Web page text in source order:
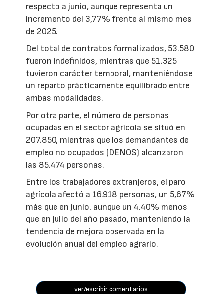
respecto a junio, aunque representa un
incremento del 3,77% frente al mismo mes
de 2025.
Del total de contratos formalizados, 53.580
fueron indefinidos, mientras que 51.325
tuvieron carácter temporal, manteniéndose
un reparto prácticamente equilibrado entre
ambas modalidades.
Por otra parte, el número de personas
ocupadas en el sector agrícola se situó en
207.850, mientras que los demandantes de
empleo no ocupados (DENOS) alcanzaron
las 85.474 personas.
Entre los trabajadores extranjeros, el paro
agrícola afectó a 16.918 personas, un 5,67%
más que en junio, aunque un 4,40% menos
que en julio del año pasado, manteniendo la
tendencia de mejora observada en la
evolución anual del empleo agrario.
ver/escribir comentarios